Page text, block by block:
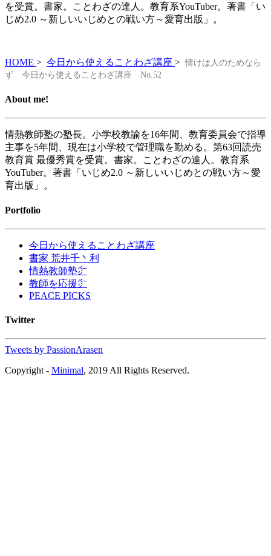
を受賞。書家。ことわざの達人。教育系YouTuber。著書「い
じめ2.0 ～新しいいじめとの戦い方～愛育出版」。
HOME > 今日から使えることわざ講座 >情けは人のためなら
ず 今日から使えることわざ講座 No.52
About me!
情熱教師塾の塾長。小学校教諭を16年間、教育委員会で指導
主事を5年間、現在は小学校で管理職を勤める。第63回読売
教育賞 最優秀賞を受賞。書家。ことわざの達人。教育系
YouTuber。著書「いじめ2.0 ～新しいいじめとの戦い方～愛
育出版」。
Portfolio
今日から使えることわざ講座
書家 荒井千丶利
情熱教師塾㌻
教師を応援㌻
PEACE PICKS
Twitter
Tweets by PassionArasen
Copyright - Minimal, 2019 All Rights Reserved.